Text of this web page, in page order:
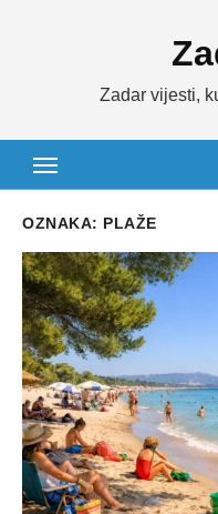
Zadar vijesti,
OZNAKA: PLAŽE